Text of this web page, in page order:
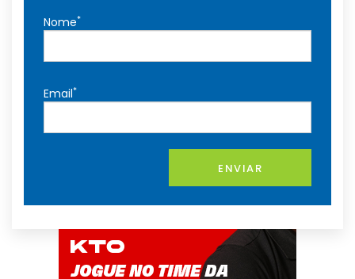
Nome*
Email*
ENVIAR